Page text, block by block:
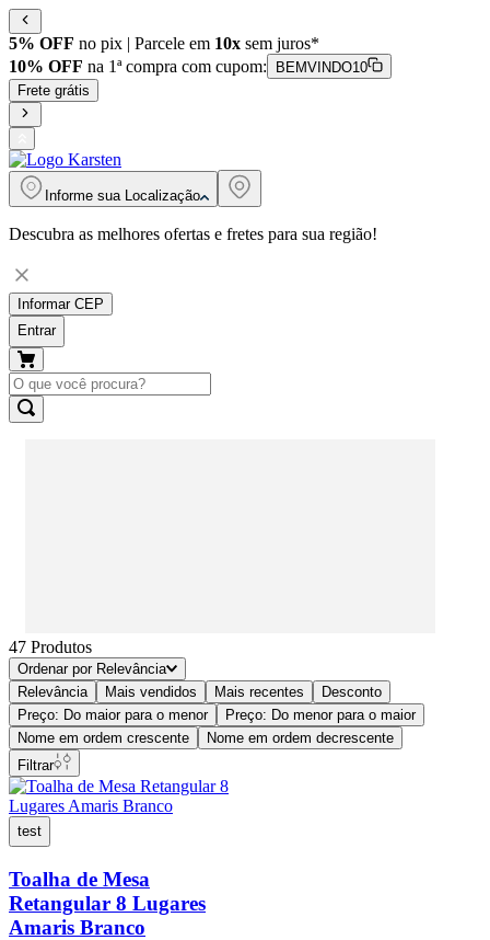
5% OFF no pix | Parcele em 10x sem juros*
10% OFF na 1ª compra com cupom:
BEMVINDO10
Frete grátis
Informe sua Localização
Descubra as melhores ofertas e fretes para sua região!
Informar CEP
Entrar
47 Produtos
Ordenar por Relevância
Relevância
Mais vendidos Mais recentes
Desconto
Preço: Do maior para o menor
Preço: Do menor para o maior
Nome em ordem crescente
Nome em ordem decrescente
Filtrar
test
Toalha de Mesa
Retangular 8 Lugares
Amaris Branco